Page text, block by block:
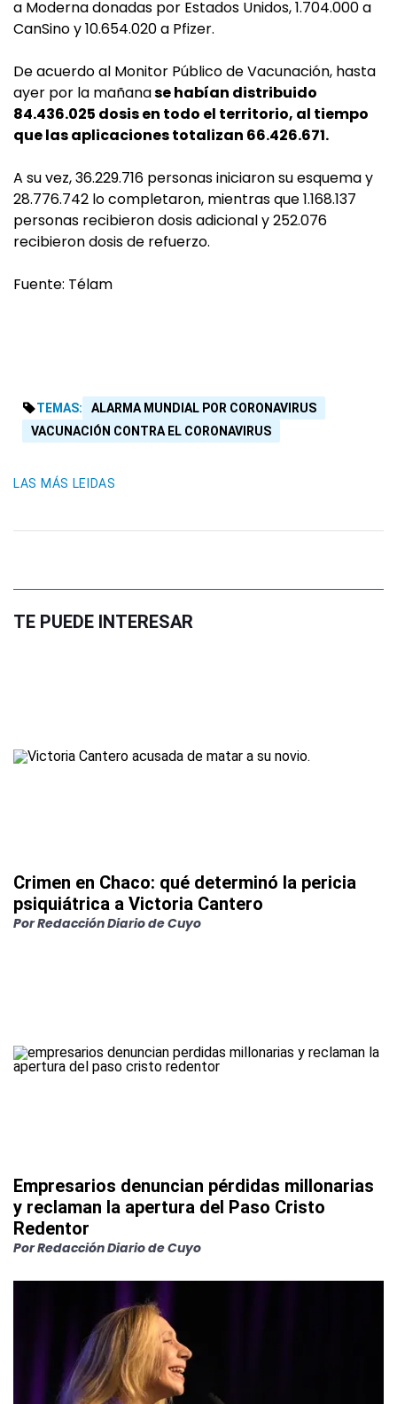
a Moderna donadas por Estados Unidos, 1.704.000 a
CanSino y 10.654.020 a Pfizer.
De acuerdo al Monitor Público de Vacunación, hasta
ayer por la mañanase habían distribuido
84.436.025 dosis en todo el territorio, al tiempo
que las aplicaciones totalizan 66.426.671.
A su vez, 36.229.716 personas iniciaron su esquema y
28.776.742 lo completaron, mientras que 1.168.137
personas recibieron dosis adicional y 252.076
recibieron dosis de refuerzo.
Fuente: Télam
TEMAS:
ALARMA MUNDIAL POR CORONAVIRUS
VACUNACIÓN CONTRA EL CORONAVIRUS
LAS MÁS LEIDAS
TE PUEDE INTERESAR
Crimen en Chaco: qué determinó la pericia
psiquiátrica a Victoria Cantero
PorRedacción Diario de Cuyo
Empresarios denuncian pérdidas millonarias
y reclaman la apertura del Paso Cristo
Redentor
PorRedacción Diario de Cuyo